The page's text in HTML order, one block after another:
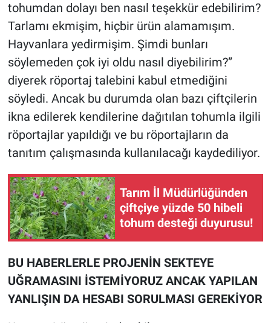
tohumdan dolayı ben nasıl teşekkür edebilirim?
Tarlamı ekmişim, hiçbir ürün alamamışım.
Hayvanlara yedirmişim. Şimdi bunları
söylemeden çok iyi oldu nasıl diyebilirim?”
diyerek röportaj talebini kabul etmediğini
söyledi. Ancak bu durumda olan bazı çiftçilerin
ikna edilerek kendilerine dağıtılan tohumla ilgili
röportajlar yapıldığı ve bu röportajların da
tanıtım çalışmasında kullanılacağı kaydediliyor.
Tarım İl Müdürlüğünden
çiftçiye yüzde 50 hibeli
tohum desteği duyurusu!
BU HABERLERLE PROJENİN SEKTEYE
UĞRAMASINI İSTEMİYORUZ ANCAK YAPILAN
YANLIŞIN DA HESABI SORULMASI GEREKİYOR